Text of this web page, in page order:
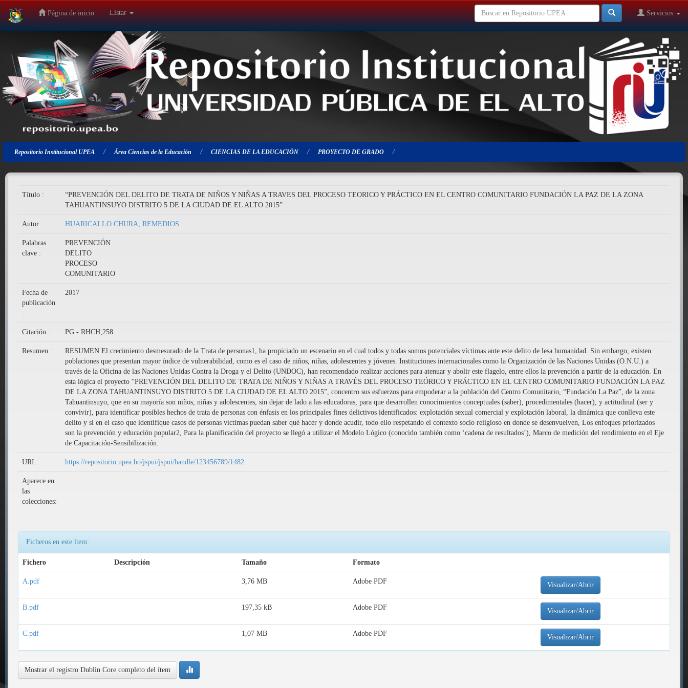
Salir
navegación
Página de inicio Listar Servicios
Repositorio Institucional UPEA Área Ciencias de la Educación CIENCIAS DE LA EDUCACIÓN PROYECTO DE GRADO
Título :
“PREVENCIÓN DEL DELITO DE TRATA DE NIÑOS Y NIÑAS A TRAVES DEL PROCESO TEORICO Y PRÁCTICO EN EL CENTRO COMUNITARIO FUNDACIÓN LA PAZ DE LA ZONA
TAHUANTINSUYO DISTRITO 5 DE LA CIUDAD DE EL ALTO 2015”
Autor : HUARICALLO CHURA, REMEDIOS
Palabras
clave :
PREVENCIÓN
DELITO
PROCESO
COMUNITARIO
Fecha de
publicación
:
2017
Citación : PG - RHCH;258
Resumen :
RESUMEN El crecimiento desmesurado de la Trata de personas1, ha propiciado un escenario en el cual todos y todas somos potenciales víctimas ante este delito de lesa humanidad. Sin embargo, existen
poblaciones que presentan mayor índice de vulnerabilidad, como es el caso de niños, niñas, adolescentes y jóvenes. Instituciones internacionales como la Organización de las Naciones Unidas (O.N.U.) a
través de la Oficina de las Naciones Unidas Contra la Droga y el Delito (UNDOC), han recomendado realizar acciones para atenuar y abolir este flagelo, entre ellos la prevención a partir de la educación. En
esta lógica el proyecto “PREVENCIÓN DEL DELITO DE TRATA DE NIÑOS Y NIÑAS A TRAVÉS DEL PROCESO TEÓRICO Y PRÁCTICO EN EL CENTRO COMUNITARIO FUNDACIÓN LA PAZ
DE LA ZONA TAHUANTINSUYO DISTRITO 5 DE LA CIUDAD DE EL ALTO 2015”, concentro sus esfuerzos para empoderar a la población del Centro Comunitario, “Fundación La Paz”, de la zona
Tahuantinsuyo, que en su mayoría son niños, niñas y adolescentes, sin dejar de lado a las educadoras, para que desarrollen conocimientos conceptuales (saber), procedimentales (hacer), y actitudinal (ser y
convivir), para identificar posibles hechos de trata de personas con énfasis en los principales fines delictivos identificados: explotación sexual comercial y explotación laboral, la dinámica que conlleva este
delito y si en el caso que identifique casos de personas víctimas puedan saber qué hacer y donde acudir, todo ello respetando el contexto socio religioso en donde se desenvuelven, Los enfoques priorizados
son la prevención y educación popular2, Para la planificación del proyecto se llegó a utilizar el Modelo Lógico (conocido también como ‘cadena de resultados’), Marco de medición del rendimiento en el Eje
de Capacitación-Sensibilización.
URI : https://repositorio.upea.bo/jspui/jspui/handle/123456789/1482
Aparece en
las
colecciones:
Ficheros en este ítem:
Fichero Descripción Tamaño Formato
A.pdf 3,76 MB Adobe PDF Visualizar/Abrir
B.pdf 197,35 kB Adobe PDF Visualizar/Abrir
C.pdf 1,07 MB Adobe PDF Visualizar/Abrir
Mostrar el registro Dublin Core completo del ítem